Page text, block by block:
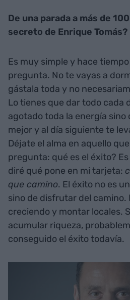
De una parada a más de
secreto de Enrique Tomás?
Es muy simple y hace
pregunta. No te vayas a
gástala toda y no
Lo tienes que dar todo cada
agotado toda la energía sino
mejor y al día siguiente te
Déjate el alma en aquello
pregunta: qué es el éxito?
diré qué pone en mi tarjeta:
que camino. El éxito no es
sino de disfrutar del camino.
creciendo y montar locales.
acumular riqueza,
conseguido el éxito todavía.